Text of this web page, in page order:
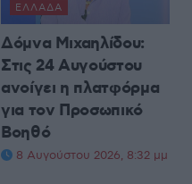
ΕΛΛΆΔΑ
Δόμνα Μιχαηλίδου:
Στις 24 Αυγούστου
ανοίγει η πλατφόρμα
για τον Προσωπικό
Βοηθό
8 Αυγούστου 2026, 8:32 μμ